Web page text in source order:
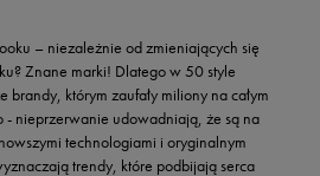
– niezależnie od zmieniających się
Znane marki! Dlatego w 50 style
brandy, którym zaufały miliony na całym
- nieprzerwanie udowadniają, że są na
technologiami i oryginalnym
trendy, które podbijają serca